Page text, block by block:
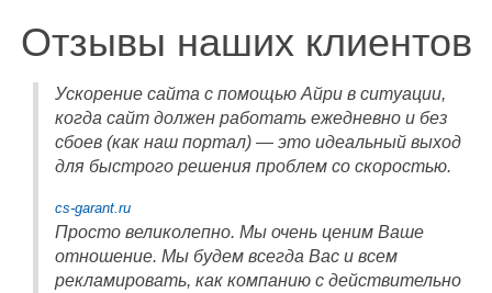
Отзывы наших клиентов
Ускорение сайта с помощью Айри в ситуации,
когда сайт должен работать ежедневно и без
сбоев (как наш портал) — это идеальный выход
для быстрого решения проблем со скоростью.
cs-garant.ru
Просто великолепно. Мы очень ценим Ваше
отношение. Мы будем всегда Вас и всем
рекламировать, как компанию с действительно